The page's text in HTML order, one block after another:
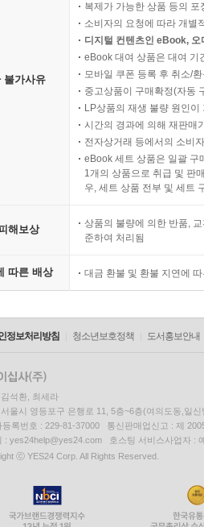
불가사유
복제가 가능한 상품 등의
소비자의 요청에 따라 개별
디지털 컨텐츠인 eBook,
eBook 대여 상품은 대여 기
모바일 쿠폰 등록 후 취소/
중고상품이 구매확정(자동
LP상품의 재생 불량 원인
시간의 경과에 의해 재판매
전자상거래 등에서의 소비
eBook 세트 상품은 일괄 구
1개의 상품으로 취급 및 판
우, 세트 상품 전부 및 세트
해보상
상품의 불량에 의한 반품,
준하여 처리됨
따른 배상 대금 환불 및 환불 지연에
정보처리방침 청소년보호정책 도서홍보안내
석환, 최세라
울시 영등포구 은행로 11, 5층~6층(여의도동,일신
등록번호 : 229-81-37000 통신판매업신고 : 제
: yes24help@yes24.com 호스팅 서비스사업자 :
ⓒ YES24 Corp. All Rights Reserved.